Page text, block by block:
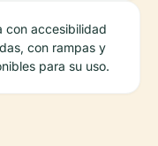
con accesibilidad
con rampas y
para su uso.